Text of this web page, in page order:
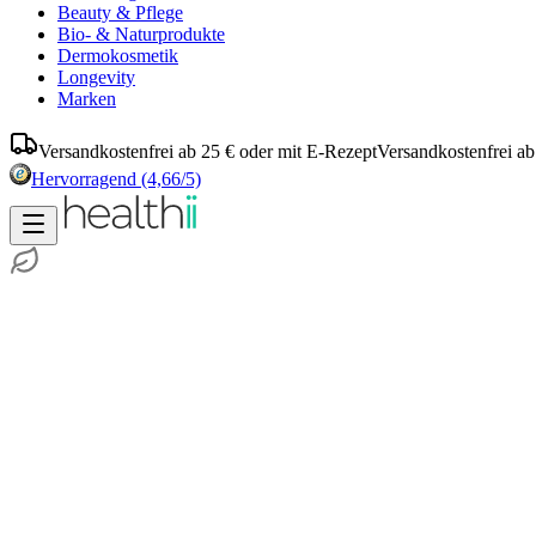
Beauty & Pflege
Bio- & Naturprodukte
Dermokosmetik
Longevity
Marken
Versandkostenfrei ab 25 € oder mit E-RezeptVersandkostenfrei
Hervorragend (4,66/5)